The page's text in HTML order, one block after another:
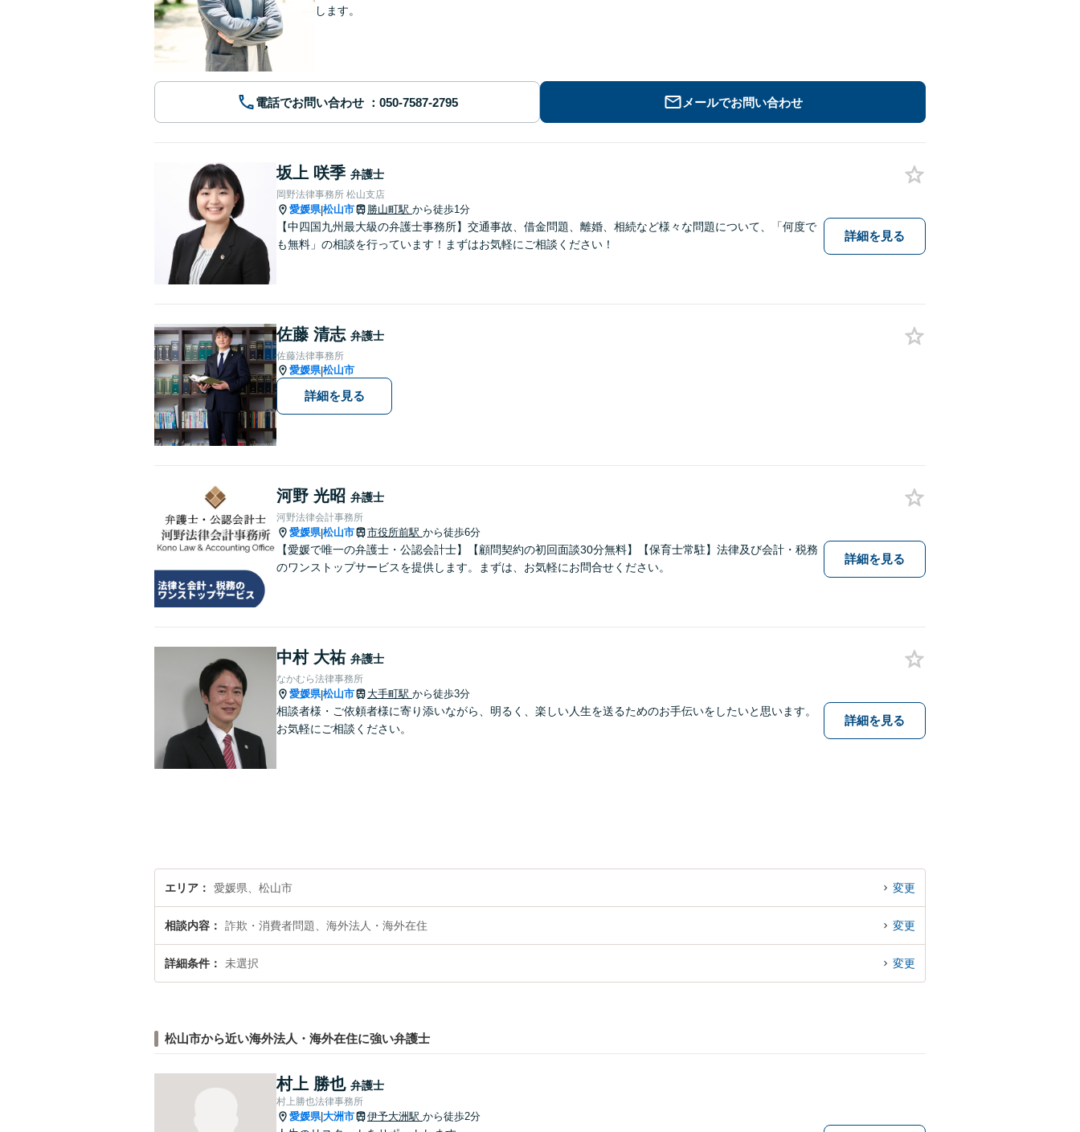
します。
電話でお問い合わせ メールでお問い合わせ
坂上 咲季 弁護士
岡野法律事務所 松山支店
愛媛県|松山市 勝山町駅 から徒歩1分
【中四国九州最大級の弁護士事務所】交通事故、借金問題、離婚、相続など様々な問題について、「何度で
も無料」の相談を行っています！まずはお気軽にご相談ください！
詳細を見る
佐藤 清志 弁護士
佐藤法律事務所
愛媛県|松山市
詳細を見る
河野 光昭 弁護士
河野法律会計事務所
愛媛県|松山市 市役所前駅 から徒歩6分
【愛媛で唯一の弁護士・公認会計士】【顧問契約の初回面談30分無料】【保育士常駐】法律及び会計・税務
のワンストップサービスを提供します。まずは、お気軽にお問合せください。
詳細を見る
中村 大祐 弁護士
なかむら法律事務所
愛媛県|松山市 大手町駅 から徒歩3分
相談者様・ご依頼者様に寄り添いながら、明るく、楽しい人生を送るためのお手伝いをしたいと思います。
お気軽にご相談ください。
詳細を見る
エリア 愛媛県、松山市 変更
相談内容 詐欺・消費者問題、海外法人・海外在住 変更
詳細条件 未選択 変更
松山市から近い海外法人・海外在住に強い弁護士
村上 勝也 弁護士
村上勝也法律事務所
愛媛県|大洲市 伊予大洲駅 から徒歩2分